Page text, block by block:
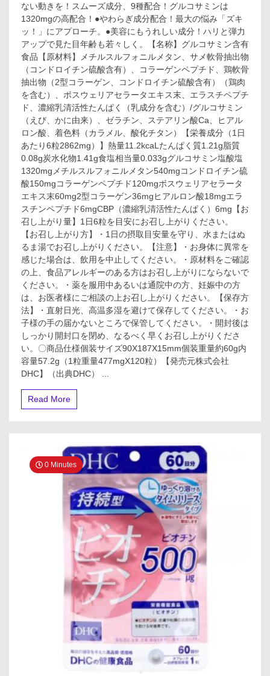
ない動きを！スムーズ成分、9種配合！グルコサミンは
1320mgの高配合！●やわらぎ成分配合！最大の悩み「ズキ
ッ！」にアプローチ。●美容にもうれしい成分！ハリと弾力
アップで見た目年齢も若々しく。【名称】グルコサミン含有
食品【原材料】メチルスルフォニルメタン、サメ軟骨抽出物
（コンドロイチン硫酸含有）、コラーゲンペプチド、鶏軟骨
抽出物（2型コラーゲン、コンドロイチン硫酸含有）（鶏肉
を含む）、ボスウェリアセラータエキス末、エラスチペプチ
ド、濃縮乳清活性たんぱく（乳成分を含む）/グルコサミン
（えび、かに由来）、ゼラチン、ステアリン酸Ca、ヒアル
ロン酸、着色料（カラメル、酸化チタン）【栄養成分（1日
あたり6粒2862mg）】熱量11.2kcaLたんぱく質1.21g脂質
0.08g炭水化物1.41g食塩相当量0.033gグルコサミン塩酸塩
1320mgメチルスルフォニルメタン540mgコンドロイチン硫
酸150mgコラーゲンペプチド120mgボスウェリアセラータ
エキス末60mg2型コラーゲン36mgヒアルロン酸18mgエラ
スチンペプチド6mgCBP（濃縮乳清活性たんぱく）6mg【お
召し上がり量】1日6粒を目安にお召し上がりください。
【お召し上がり方】・1日の摂取目安量を守り、水またはぬ
るま湯でお召し上がりください。【注意】・お身体に異常を
感じた場合は、飲用を中止してください。・原材料をご確認
の上、食品アレルギーのある方はお召し上がりにならないで
ください。・薬を服用中あるいは通院中の方、妊娠中の方
は、お医者様にご相談の上お召し上がりください。【保存方
法】・直射日光、高温多湿を避けて保存してください。・お
子様の手の届かないところで保管してください。・開封後は
しっかり開封口を閉め、なるべく早くお召し上がりくださ
い。〇商品仕様個装サイズ90X187X15mm個装重量約60g内
容量57.2g（1粒重量477mgX120粒）【発売元株式会社
Read More
0 Minutes